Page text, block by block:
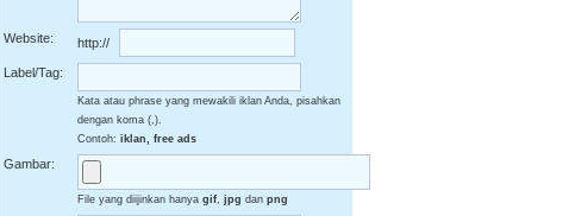
Website: http://
Label/Tag:
Kata atau phrase yang mewakili iklan Anda, pisahkan
dengan koma (,).
Contoh: iklan, free ads
Gambar:
File yang diijinkan hanya gif, jpg dan png